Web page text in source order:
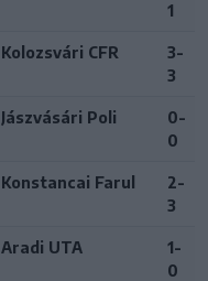
1
Kolozsvári CFR
3-
3
Jászvásári Poli
0-
0
Konstancai Farul
2-
3
Aradi UTA
1-
0